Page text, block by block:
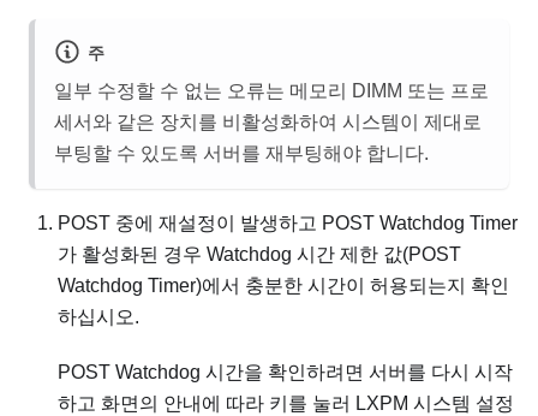
주
일부 수정할 수 없는 오류는 메모리 DIMM 또는 프로
세서와 같은 장치를 비활성화하여 시스템이 제대로
부팅할 수 있도록 서버를 재부팅해야 합니다.
POST 중에 재설정이 발생하고 POST Watchdog Timer
가 활성화된 경우 Watchdog 시간 제한 값(POST
Watchdog Timer)에서 충분한 시간이 허용되는지 확인
하십시오.
POST Watchdog 시간을 확인하려면 서버를 다시 시작
하고 화면의 안내에 따라 키를 눌러 LXPM 시스템 설정